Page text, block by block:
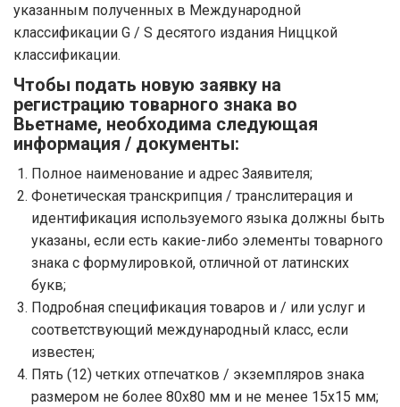
указанным полученных в Международной
классификации G / S десятого издания Ниццкой
классификации.
Чтобы подать новую заявку на
регистрацию товарного знака во
Вьетнаме, необходима следующая
информация / документы:
Полное наименование и адрес Заявителя;
Фонетическая транскрипция / транслитерация и
идентификация используемого языка должны быть
указаны, если есть какие-либо элементы товарного
знака с формулировкой, отличной от латинских
букв;
Подробная спецификация товаров и / или услуг и
соответствующий международный класс, если
известен;
Пять (12) четких отпечатков / экземпляров знака
размером не более 80x80 мм и не менее 15x15 мм;